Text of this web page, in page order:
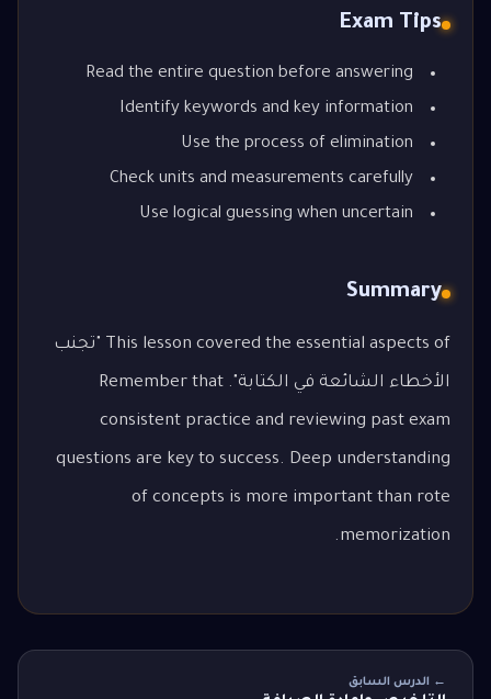
Exam Tips
Read the entire question before answering
Identify keywords and key information
Use the process of elimination
Check units and measurements carefully
Use logical guessing when uncertain
Summary
This lesson covered the essential aspects of "تجنب
الأخطاء الشائعة في الكتابة". Remember that
consistent practice and reviewing past exam
questions are key to success. Deep understanding
of concepts is more important than rote
memorization.
← الدرس السابق